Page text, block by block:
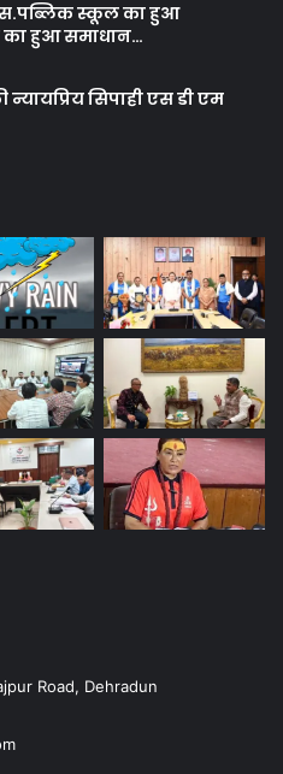
स्कूल का हुआ
का हुआ समाधान…
सिपाही एस डी एम
Road, Dehradun